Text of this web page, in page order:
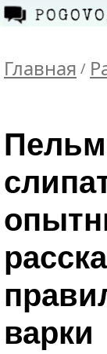
Главная /
варки